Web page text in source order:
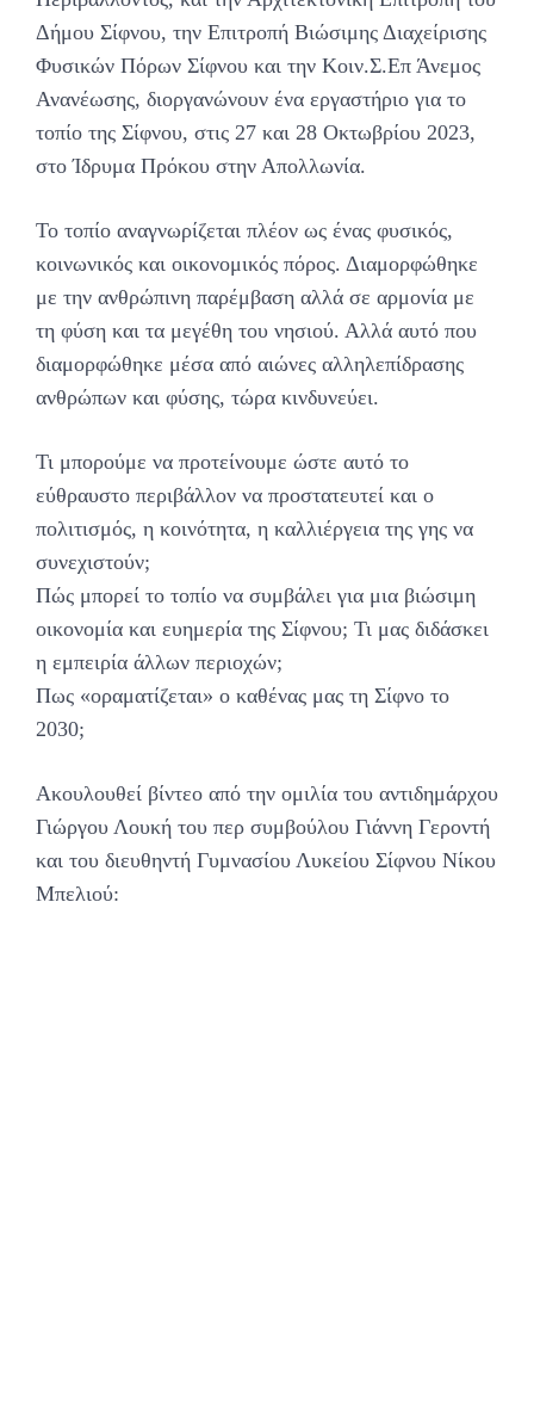
Δήμου Σίφνου, την Επιτροπή Βιώσιμης Διαχείρισης
Φυσικών Πόρων Σίφνου και την Kοιν.Σ.Επ Άνεμος
Ανανέωσης, διοργανώνουν ένα εργαστήριο για το
τοπίο της Σίφνου, στις 27 και 28 Οκτωβρίου 2023,
στο Ίδρυμα Πρόκου στην Απολλωνία.
Το τοπίο αναγνωρίζεται πλέον ως ένας φυσικός,
κοινωνικός και οικονομικός πόρος. Διαμορφώθηκε
με την ανθρώπινη παρέμβαση αλλά σε αρμονία με
τη φύση και τα μεγέθη του νησιού. Αλλά αυτό που
διαμορφώθηκε μέσα από αιώνες αλληλεπίδρασης
ανθρώπων και φύσης, τώρα κινδυνεύει.
Τι μπορούμε να προτείνουμε ώστε αυτό το
εύθραυστο περιβάλλον να προστατευτεί και ο
πολιτισμός, η κοινότητα, η καλλιέργεια της γης να
συνεχιστούν;
Πώς μπορεί το τοπίο να συμβάλει για μια βιώσιμη
οικονομία και ευημερία της Σίφνου; Τι μας διδάσκει
η εμπειρία άλλων περιοχών;
Πως «οραματίζεται» ο καθένας μας τη Σίφνο το
2030;
Ακουλουθεί βίντεο από την ομιλία του αντιδημάρχου
Γιώργου Λουκή του περ συμβούλου Γιάννη Γεροντή
και του διευθηντή Γυμνασίου Λυκείου Σίφνου Νίκου
Μπελιού: